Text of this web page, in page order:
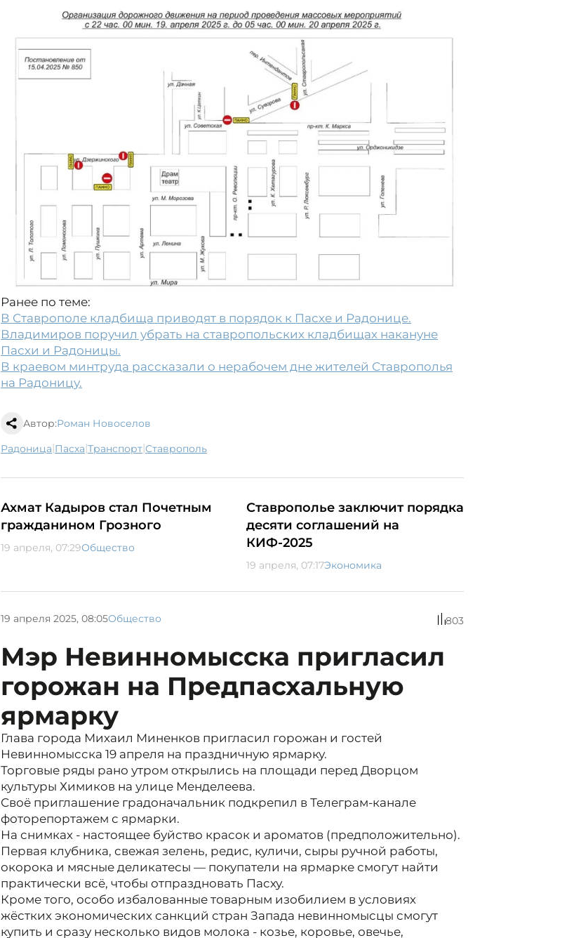
Ранее по теме:
В Ставрополе кладбища приводят в порядок к Пасхе и Радонице.
Владимиров поручил убрать на ставропольских кладбищах накануне
Пасхи и Радоницы.
В краевом минтруда рассказали о нерабочем дне жителей Ставрополья
на Радоницу.
Автор:Роман Новоселов
Радоница| Пасха| транспорт| Ставрополь
Ахмат Кадыров стал Почетным
гражданином Грозного
19 апреля, 07:29Общество
Ставрополье заключит порядка
десяти соглашений на
КИФ-2025
19 апреля, 07:17Экономика
19 апреля 2025, 08:05Общество 803
Мэр Невинномысска пригласил
горожан на Предпасхальную
ярмарку
Глава города Михаил Миненков пригласил горожан и гостей
Невинномысска 19 апреля на праздничную ярмарку.
Торговые ряды рано утром открылись на площади перед Дворцом
культуры Химиков на улице Менделеева.
Своё приглашение градоначальник подкрепил в Телеграм-канале
фоторепортажем с ярмарки.
На снимках - настоящее буйство красок и ароматов (предположительно).
Первая клубника, свежая зелень, редис, куличи, сыры ручной работы,
окорока и мясные деликатесы — покупатели на ярмарке смогут найти
практически всё, чтобы отпраздновать Пасху.
Кроме того, особо избалованные товарным изобилием в условиях
жёстких экономических санкций стран Запада невинномысцы смогут
купить и сразу несколько видов молока - козье, коровье, овечье,